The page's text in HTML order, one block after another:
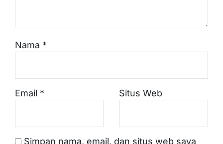
Nama *
Email * Situs Web
Simpan nama, email, dan situs web saya